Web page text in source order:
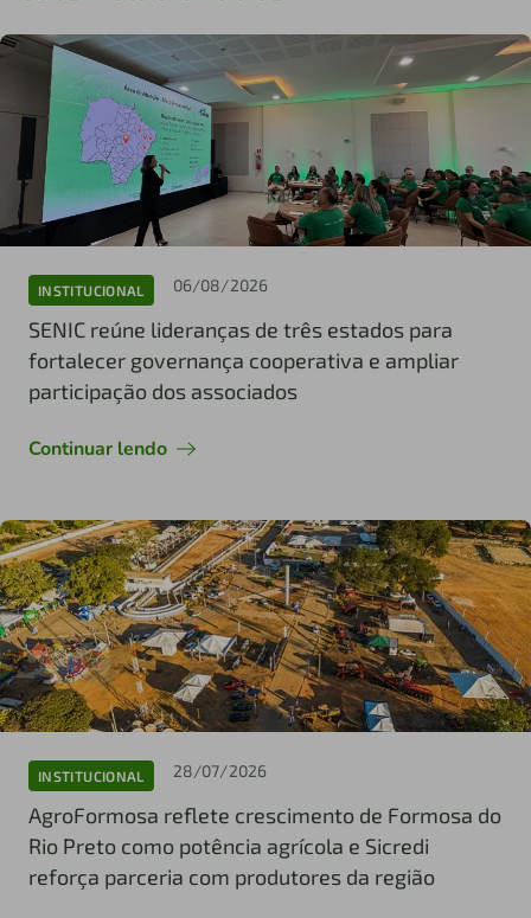
INSTITUCIONAL 06/08/2026
SENIC reúne lideranças de três estados para
fortalecer governança cooperativa e ampliar
participação dos associados
Continuar lendo
INSTITUCIONAL 28/07/2026
AgroFormosa reflete crescimento de Formosa do
Rio Preto como potência agrícola e Sicredi
reforça parceria com produtores da região